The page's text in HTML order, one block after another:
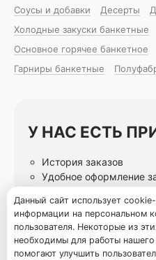
Соусы и добавки
Десерты
Холодные закуски банкетные
Основное горячее банкетное
Гарниры банкетные
У НАС ЕСТЬ
История заказов
Удобное оформление
Избранные блюда
Данный сайт использует
информации на персональном
пользователя. Некоторые из
необходимы для работы нашего
помогают улучшить